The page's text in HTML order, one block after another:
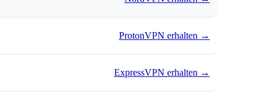
ProtonVPN erhalten →
ExpressVPN erhalten →